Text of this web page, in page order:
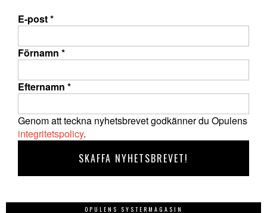
E-post*
Förnamn *
Efternamn *
Genom att teckna nyhetsbrevet godkänner du Opulens
integritetspolicy.
OPULENS SYSTERMAGASIN